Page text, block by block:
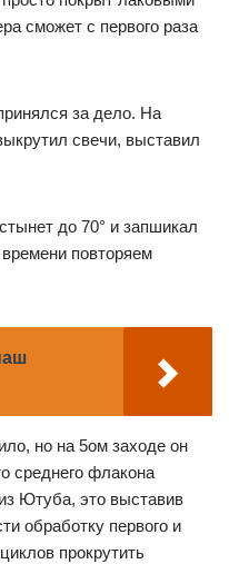
сможет с первого раза
за дело. На
свечи, выставил
до 70° и запшикал
повторяем
но на 5ом заходе он
среднего флакона
Ютуба, это выставив
обработку первого и
прокрутить